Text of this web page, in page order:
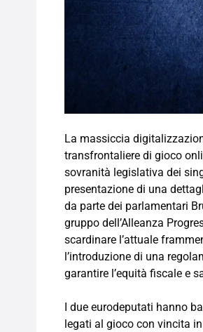
La massiccia
transfrontaliere di gioco
sovranità legislativa dei
presentazione di una
da parte dei parlamentari
gruppo dell’Alleanza
scardinare l’attuale
l’introduzione di una
garantire l’equità fiscale e
I due eurodeputati hanno
legati al gioco con vincita